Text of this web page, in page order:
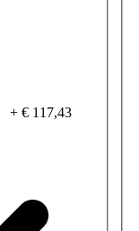
+ € 117,43